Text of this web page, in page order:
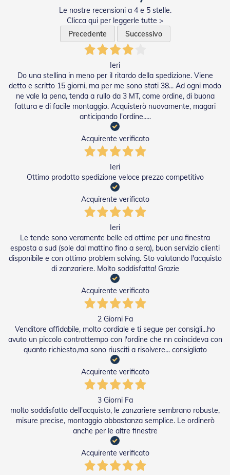
Le nostre recensioni a 4 e 5 stelle.
Clicca qui per leggerle tutte >
Precedente
Successivo
Ieri
Do una stellina in meno per il ritardo della spedizione. Viene
detto e scritto 15 giorni, ma per me sono stati 38... Ad ogni modo
ne vale la pena, tenda a rullo da 3 MT, come ordine, di buona
fattura e di facile montaggio. Acquisterò nuovamente, magari
anticipando l'ordine.....
Acquirente verificato
Ieri
Ottimo prodotto spedizione veloce prezzo competitivo
Acquirente verificato
Ieri
Le tende sono veramente belle ed ottime per una finestra
esposta a sud (sole dal mattino fino a sera), buon servizio clienti
disponibile e con ottimo problem solving. Sto valutando l'acquisto
di zanzariere. Molto soddisfatta! Grazie
Acquirente verificato
2 Giorni Fa
Venditore affidabile, molto cordiale e ti segue per consigli...ho
avuto un piccolo contrattempo con l'ordine che nn coincideva con
quanto richiesto,ma sono riusciti a risolvere... consigliato
Acquirente verificato
3 Giorni Fa
molto soddisfatto dell'acquisto, le zanzariere sembrano robuste,
misure precise, montaggio abbastanza semplice. Le ordinerò
anche per le altre finestre
Acquirente verificato